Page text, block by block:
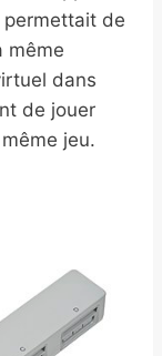
permettait de
même
dans
de jouer
jeu.